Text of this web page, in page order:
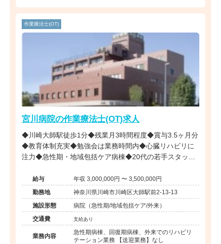
作業療法士(OT)
宮川病院の作業療法士(OT)求人
◆川崎大師駅徒歩1分◆残業月3時間程度◆賞与3.5ヶ月分
◆教育体制充実◆勉強会は業務時間内◆心臓リハビリに
注力◆急性期・地域包括ケア病棟◆20代の若手スタッフ
給与
年収 3,000,000円 〜 3,500,000円
勤務地
神奈川県川崎市川崎区大師駅前2-13-13
施設形態
病院（急性期/地域包括ケア/外来）
交通費
支給あり
業務内容
急性期病棟、回復期病棟、外来でのリハビリ
テーション業務 【送迎業務】なし